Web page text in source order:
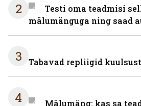
2
Testi oma teadmisi
mälumänguga ning saad
3 Tabavad repliigid
4 Mälumäng: kas sa